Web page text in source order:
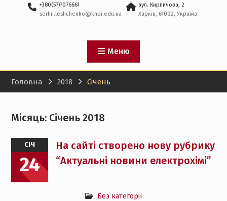
+380(57)7076661
serhii.leshchenko@khpi.edu.ua
вул. Кирпичова, 2
Харків, 61002, Україна
Меню
Головна 2018 Січень
Місяць: Січень 2018
СІЧ
24
На сайті створено нову рубрику
“Актуальні новини електрохімі”
Без категорії